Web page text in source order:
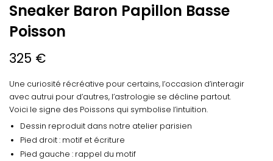
Sneaker Baron Papillon Basse
Poisson
325 €
Une curiosité récréative pour certains, l’occasion d’interagir
avec autrui pour d’autres, l’astrologie se décline partout.
Voici le signe des Poissons qui symbolise l’intuition.
Dessin reproduit dans notre atelier parisien
Pied droit : motif et écriture
Pied gauche : rappel du motif